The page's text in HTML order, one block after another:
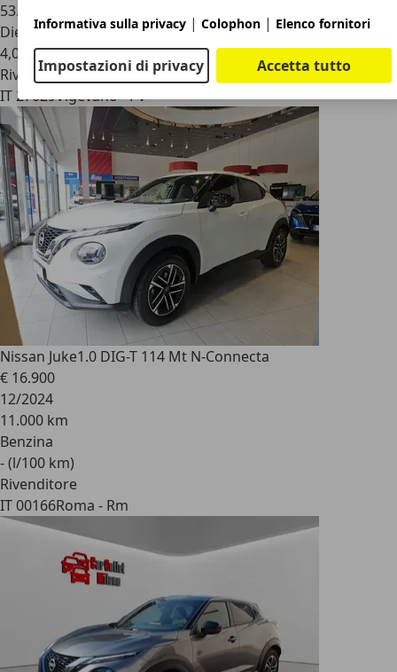
53.000 km
Diesel
4,0 l/100 km (comb.)
Rivenditore
IT 27029Vigevano - Pv
Nissan Juke1.0 DIG-T 114 Mt N-Connecta
€ 16.900
12/2024
11.000 km
Benzina
- (l/100 km)
Rivenditore
IT 00166Roma - Rm
Informativa sulla privacy | Colophon | Elenco fornitori
Impostazioni di privacy Accetta tutto